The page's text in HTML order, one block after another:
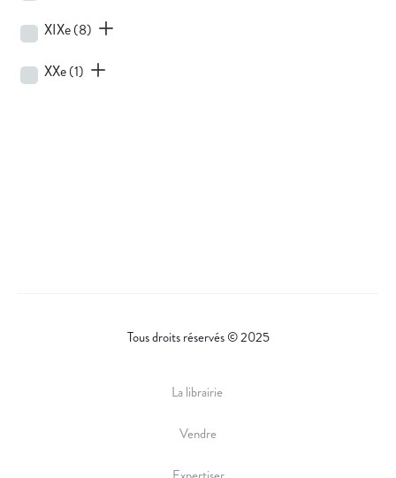
XIXe(8)
XXe(1)
Tous droits réservés © 2025
La librairie
Vendre